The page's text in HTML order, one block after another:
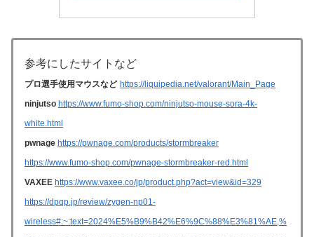
参考にしたサイトなど
プロ選手使用マウスなど https://liquipedia.net/valorant/Main_Page
ninjutso https://www.fumo-shop.com/ninjutso-mouse-sora-4k-
white.html
pwnage https://pwnage.com/products/stormbreaker
https://www.fumo-shop.com/pwnage-stormbreaker-red.html
VAXEE https://www.vaxee.co/jp/product.php?act=view&id=329
https://dpqp.jp/review/zygen-np01-
wireless#:~:text=2024%E5%B9%B42%E6%9C%88%E3%81%AE,%